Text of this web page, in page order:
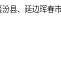
县、延边珲春